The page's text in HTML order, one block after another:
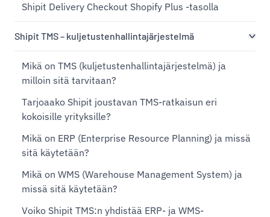
Shipit Delivery Checkout Shopify Plus -tasolla
Shipit TMS – kuljetustenhallintajärjestelmä
Mikä on TMS (kuljetustenhallintajärjestelmä) ja
milloin sitä tarvitaan?
Tarjoaako Shipit joustavan TMS-ratkaisun eri
kokoisille yrityksille?
Mikä on ERP (Enterprise Resource Planning) ja missä
sitä käytetään?
Mikä on WMS (Warehouse Management System) ja
missä sitä käytetään?
Voiko Shipit TMS:n yhdistää ERP- ja WMS-